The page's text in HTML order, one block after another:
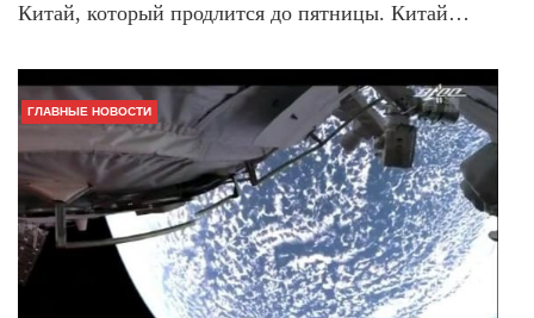
Китай, который продлится до пятницы. Китай…
ГЛАВНЫЕ НОВОСТИ